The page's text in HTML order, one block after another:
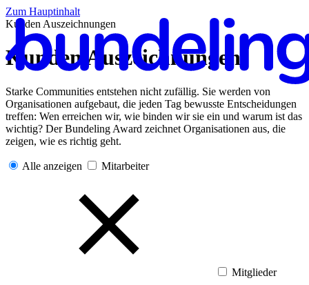
Zum Hauptinhalt
Kunden Auszeichnungen
Kunden Auszeichnungen
Starke Communities entstehen nicht zufällig. Sie werden von
Organisationen aufgebaut, die jeden Tag bewusste Entscheidungen
treffen: Wen erreichen wir, wie binden wir sie ein und warum ist das
wichtig? Der Bundeling Award zeichnet Organisationen aus, die
zeigen, wie es richtig geht.
Alle anzeigen Mitarbeiter
Mitglieder